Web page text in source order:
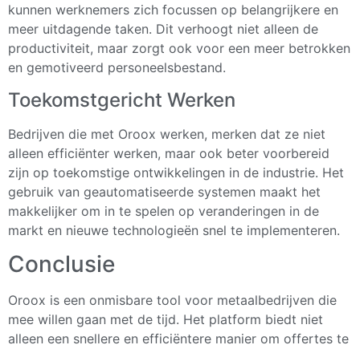
kunnen werknemers zich focussen op belangrijkere en
meer uitdagende taken. Dit verhoogt niet alleen de
productiviteit, maar zorgt ook voor een meer betrokken
en gemotiveerd personeelsbestand.
Toekomstgericht Werken
Bedrijven die met Oroox werken, merken dat ze niet
alleen efficiënter werken, maar ook beter voorbereid
zijn op toekomstige ontwikkelingen in de industrie. Het
gebruik van geautomatiseerde systemen maakt het
makkelijker om in te spelen op veranderingen in de
markt en nieuwe technologieën snel te implementeren.
Conclusie
Oroox is een onmisbare tool voor metaalbedrijven die
mee willen gaan met de tijd. Het platform biedt niet
alleen een snellere en efficiëntere manier om offertes te